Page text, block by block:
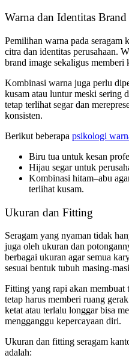
Warna dan Identitas Brand
Pemilihan warna pada seragam
citra dan identitas perusahaan.
brand image sekaligus memberi
Kombinasi warna juga perlu
kusam atau luntur meski sering
tetap terlihat segar dan
konsisten.
Berikut beberapa psikologi
Biru tua untuk kesan
Hijau segar untuk
Kombinasi hitam–abu
terlihat kusam.
Ukuran dan Fitting
Seragam yang nyaman tidak
juga oleh ukuran dan
berbagai ukuran agar semua
sesuai bentuk tubuh masing-
Fitting yang rapi akan membuat
tetap harus memberi ruang
ketat atau terlalu longgar bisa
mengganggu kepercayaan diri.
Ukuran dan fitting seragam
adalah: